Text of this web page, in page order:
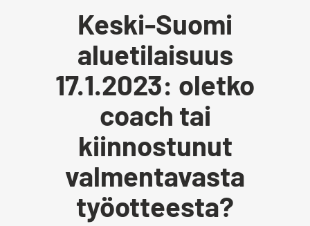
Keski-Suomi
aluetilaisuus
17.1.2023: oletko
coach tai
kiinnostunut
valmentavasta
työotteesta?